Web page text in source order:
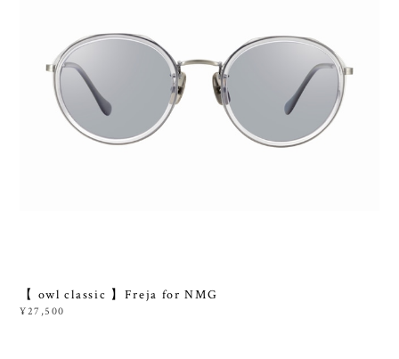
【 owl classic 】Freja for NMG
¥27,500